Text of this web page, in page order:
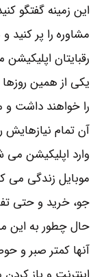
این زمینه گفتگو
مشاوره را پر کنید
رقبایتان
یکی از همین
را خواهند داشت
آن تمام
وارد اپلیکیشن می
موبایل زندگی می
جو، خرید و حتی
حال چطور به این
آنها کمتر صبر و